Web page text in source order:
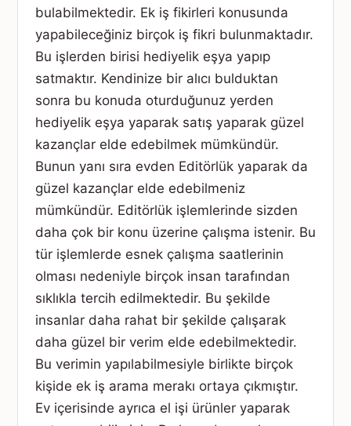
bulabilmektedir. Ek iş fikirleri konusunda
yapabileceğiniz birçok iş fikri bulunmaktadır.
Bu işlerden birisi hediyelik eşya yapıp
satmaktır. Kendinize bir alıcı bulduktan
sonra bu konuda oturduğunuz yerden
hediyelik eşya yaparak satış yaparak güzel
kazançlar elde edebilmek mümkündür.
Bunun yanı sıra evden Editörlük yaparak da
güzel kazançlar elde edebilmeniz
mümkündür. Editörlük işlemlerinde sizden
daha çok bir konu üzerine çalışma istenir. Bu
tür işlemlerde esnek çalışma saatlerinin
olması nedeniyle birçok insan tarafından
sıklıkla tercih edilmektedir. Bu şekilde
insanlar daha rahat bir şekilde çalışarak
daha güzel bir verim elde edebilmektedir.
Bu verimin yapılabilmesiyle birlikte birçok
kişide ek iş arama merakı ortaya çıkmıştır.
Ev içerisinde ayrıca el işi ürünler yaparak